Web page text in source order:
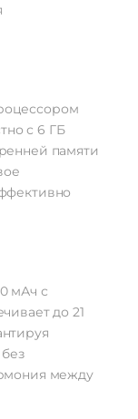
с 6 ГБ
памяти
мАч с
до 21
между